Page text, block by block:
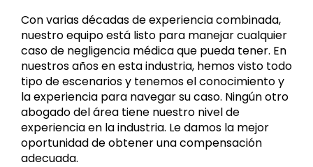
Con varias décadas de experiencia combinada,
nuestro equipo está listo para manejar cualquier
caso de negligencia médica que pueda tener. En
nuestros años en esta industria, hemos visto todo
tipo de escenarios y tenemos el conocimiento y
la experiencia para navegar su caso. Ningún otro
abogado del área tiene nuestro nivel de
experiencia en la industria. Le damos la mejor
oportunidad de obtener una compensación
adecuada.